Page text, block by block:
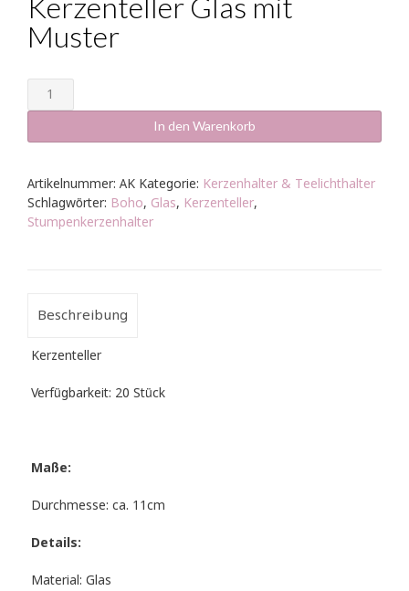
Kerzenteller Glas mit
Muster
Kerzenteller
Glas
Muster
In den Warenkorb
Artikelnummer: AK Kategorie: Kerzenhalter & Teelichthalter
Schlagwörter: Boho, Glas, Kerzenteller,
Stumpenkerzenhalter
Beschreibung
Kerzenteller
Verfügbarkeit: 20 Stück
Maße:
Durchmesse: ca. 11cm
Details:
Material: Glas